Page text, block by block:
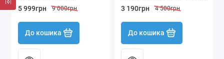
клавішами та RGB
підсвіткою чорна
5 999грн 9 000грн
До кошика
R3M1 з прогумованою
основою та підсвічуванням
92 х 29 см
3 190грн 4 500грн
До кошика